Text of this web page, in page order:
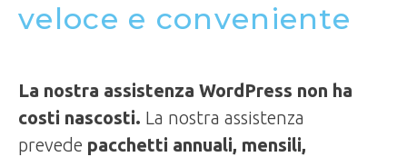
veloce e conveniente
La nostra assistenza WordPress non ha
costi nascosti. La nostra assistenza
prevede pacchetti annuali, mensili,